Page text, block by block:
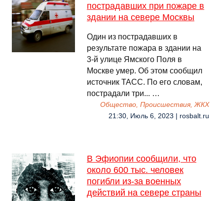
пострадавших при пожаре в
здании на севере Москвы
Один из пострадавших в
результате пожара в здании на
3-й улице Ямского Поля в
Москве умер. Об этом сообщил
источник ТАСС. По его словам,
пострадали три... …
Общество, Происшествия, ЖКХ
21:30, Июль 6, 2023 | rosbalt.ru
В Эфиопии сообщили, что
около 600 тыс. человек
погибли из-за военных
действий на севере страны